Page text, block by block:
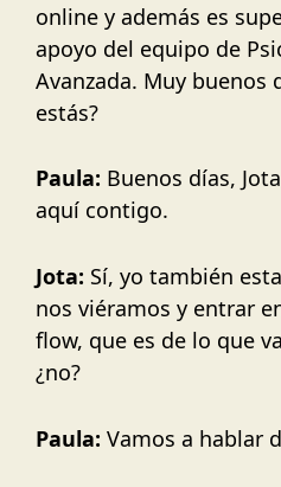
online y además es
apoyo del equipo de
Avanzada. Muy buenos
estás?
Paula: Buenos días,
aquí contigo.
Jota: Sí, yo también
nos viéramos y entrar
flow, que es de lo que
¿no?
Paula: Vamos a hablar